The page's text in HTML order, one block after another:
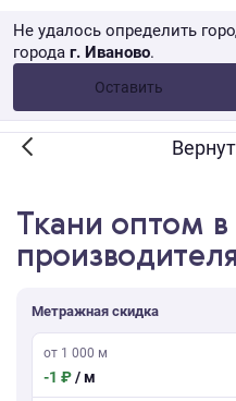
Не удалось определить
города г. Иваново.
Оставить
от 10 000 ₽
Ткани оптом
Метражная скидка
от 1 000 м
-1 ₽/ м